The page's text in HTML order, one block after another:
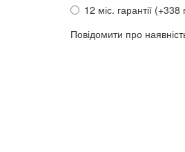
12 міс. гарантії (+338
Повідомити про